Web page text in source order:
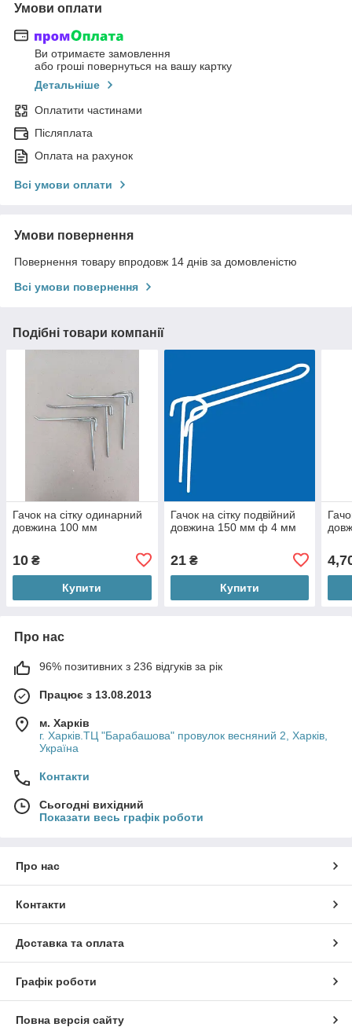
Умови оплати
Ви отримаєте замовлення
або гроші повернуться на вашу картку
Детальніше
Оплатити частинами
Післяплата
Оплата на рахунок
Всі умови оплати
Умови повернення
Повернення товару впродовж 14 днів за домовленістю
Всі умови повернення
Подібні товари компанії
Гачок на сітку одинарний
довжина 100 мм
10 ₴
Купити
Гачок на сітку подвійний
довжина 150 мм ф 4 мм
21₴
Купити
Про нас
96% позитивних з 236 відгуків за рік
Працює з 13.08.2013
м. Харків
г. Харків.ТЦ "Барабашова" провулок весняний 2, Харків,
Україна
Контакти
Сьогодні вихідний
Показати весь графік роботи
Про нас
Контакти
Доставка та оплата
Графік роботи
Повна версія сайту